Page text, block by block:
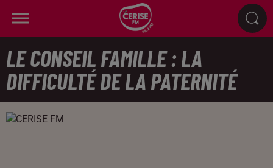
LE CONSEIL FAMILLE : LA
DIFFICULTÉ DE LA PATERNITÉ